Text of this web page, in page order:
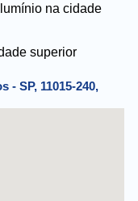
na cidade
superior
- SP, 11015-240,